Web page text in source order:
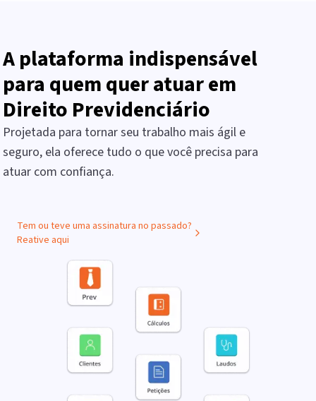
A plataforma indispensável
para quem quer atuar em
Direito Previdenciário
Projetada para tornar seu trabalho mais ágil e
seguro, ela oferece tudo o que você precisa para
atuar com confiança.
Tem ou teve uma assinatura no passado?
Reative aqui